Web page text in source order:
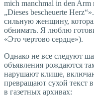
mich manchmal in den Arm
„Dieses bescheuerte
сильную женщину,
обнимать. Я люблю
«Это чертово сердце»).
Однако не все следуют
объявления рождаются
нарушают клише,
превращают сухой текст
в газетных архивах: